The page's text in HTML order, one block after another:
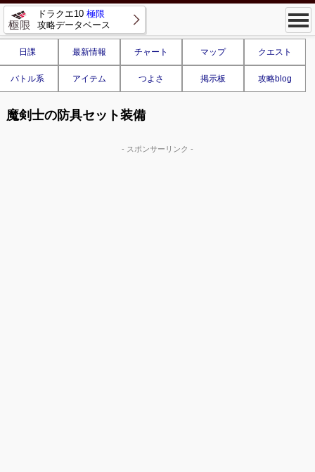
ドラクエ10 極限
攻略データベース
日課 最新情報 チャート マップ クエスト
バトル系 アイテム つよさ 掲示板 攻略blog
魔剣士の防具セット装備
- スポンサーリンク -